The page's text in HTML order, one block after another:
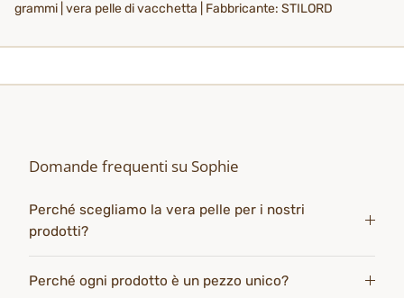
grammi | vera pelle di vacchetta | Fabbricante: STILORD
Domande frequenti su Sophie
Perché scegliamo la vera pelle per i nostri
prodotti?
Perché ogni prodotto è un pezzo unico?